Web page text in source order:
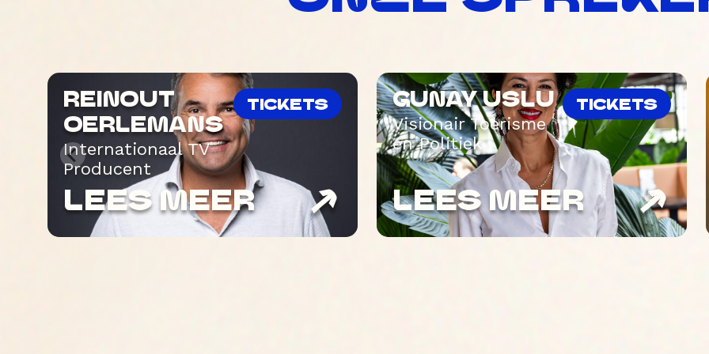
REINOUT
OERLEMANS
Internationaal TV
Producent
TICKETS
LEES MEER
GUNAY USLU
Visionair Toerisme
en Politiek
TICKETS
LEES MEER